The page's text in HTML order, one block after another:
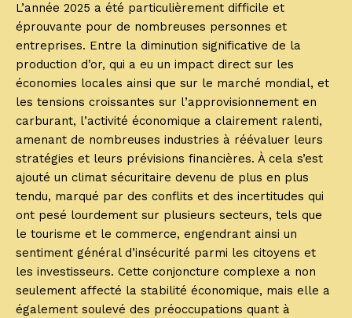
L’année 2025 a été particulièrement difficile et
éprouvante pour de nombreuses personnes et
entreprises. Entre la diminution significative de la
production d’or, qui a eu un impact direct sur les
économies locales ainsi que sur le marché mondial, et
les tensions croissantes sur l’approvisionnement en
carburant, l’activité économique a clairement ralenti,
amenant de nombreuses industries à réévaluer leurs
stratégies et leurs prévisions financières. À cela s’est
ajouté un climat sécuritaire devenu de plus en plus
tendu, marqué par des conflits et des incertitudes qui
ont pesé lourdement sur plusieurs secteurs, tels que
le tourisme et le commerce, engendrant ainsi un
sentiment général d’insécurité parmi les citoyens et
les investisseurs. Cette conjoncture complexe a non
seulement affecté la stabilité économique, mais elle a
également soulevé des préoccupations quant à